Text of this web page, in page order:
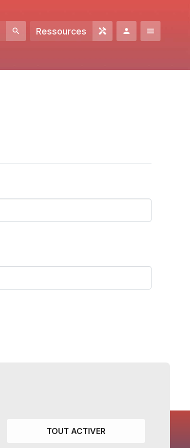
Ressources
TOUT ACTIVER